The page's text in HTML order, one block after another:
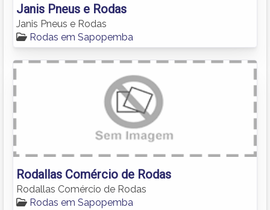
Janis Pneus e Rodas
Janis Pneus e Rodas
Rodas em Sapopemba
Rodallas Comércio de Rodas
Rodallas Comércio de Rodas
Rodas em Sapopemba